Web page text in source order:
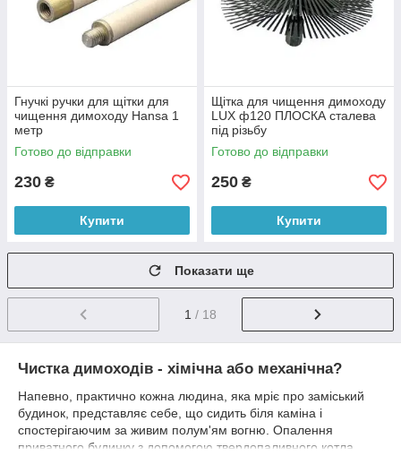
Гнучкі ручки для щітки для
чищення димоходу Hansa 1
метр
Готово до відправки
230 ₴
Купити
Щітка для чищення димоходу
LUX ф120 ПЛОСКА сталева
під різьбу
Готово до відправки
250 ₴
Купити
Показати ще
1 / 18
Чистка димоходів - хімічна або механічна?
Напевно, практично кожна людина, яка мріє про заміський
будинок, представляє себе, що сидить біля каміна і
спостерігаючим за живим полум'ям вогню. Опалення
приватного будинку з допомогою твердопаливного котла